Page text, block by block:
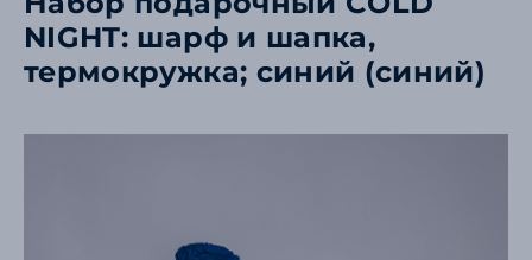
NIGHT: шарф и шапка,
термокружка; синий (синий)